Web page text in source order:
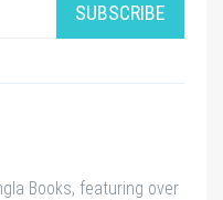
SUBSCRIBE
Books, featuring over